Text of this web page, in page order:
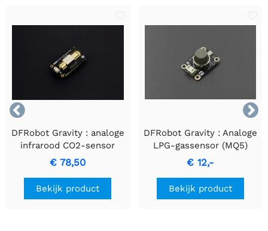


DFRobot Gravity : analoge
infrarood CO2-sensor
voor Arduino (0 ~ 5000
ppm)
€ 78,50
Bekijk product
DFRobot Gravity : Analoge
LPG-gassensor (MQ5)
voor Arduino
€ 12,-
Bekijk product